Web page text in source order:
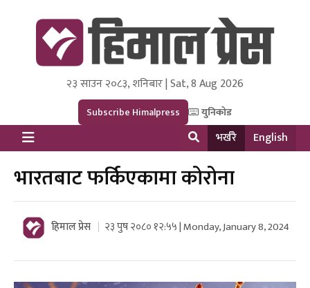
Himal Press
Dot NewsyNepal Media and Research Pvt Ltd.
२३ साउन २०८३, शनिबार | Sat, 8 Aug 2026
Subscribe Himalpress युनिकोड
भर्खरै English
भारतबाट फर्किएकामा कोरोना
हिमाल प्रेस २३ पुष २०८० १२:५५ | Monday, January 8, 2024